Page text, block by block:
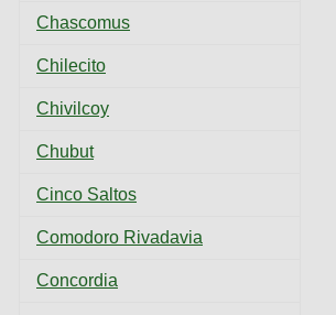
Chascomus
Chilecito
Chivilcoy
Chubut
Cinco Saltos
Comodoro Rivadavia
Concordia